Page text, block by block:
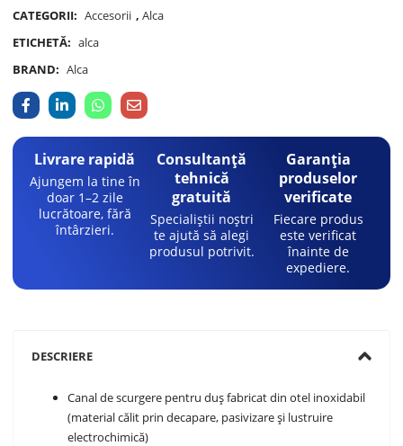
CATEGORII: Accesorii ,Alca
ETICHETĂ: alca
BRAND: Alca
Livrare rapidă
Ajungem la tine în
doar 1–2 zile
lucrătoare, fără
întârzieri.
Consultanță
tehnică
gratuită
Specialiștii noștri
te ajută să alegi
produsul potrivit.
Garanția
produselor
verificate
Fiecare produs
este verificat
înainte de
expediere.
DESCRIERE
Canal de scurgere pentru duș fabricat din otel inoxidabil
(material călit prin decapare, pasivizare și lustruire
electrochimică)